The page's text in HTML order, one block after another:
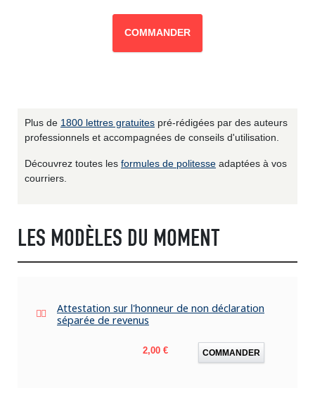
COMMANDER
Plus de 1800 lettres gratuites pré-rédigées par des auteurs
professionnels et accompagnées de conseils d'utilisation.
Découvrez toutes les formules de politesse adaptées à vos
courriers.
LES MODÈLES DU MOMENT
Attestation sur l'honneur de non déclaration
séparée de revenus
Prix
2,00 € COMMANDER